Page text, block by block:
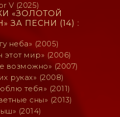
V (2025)
«ЗОЛОТОЙ
ЗА ПЕСНИ (14) :
неба» (2005)
этот мир» (2006)
возможно» (2007)
руках» (2008)
тебя» (2011)
сны» (2013)
(2014)